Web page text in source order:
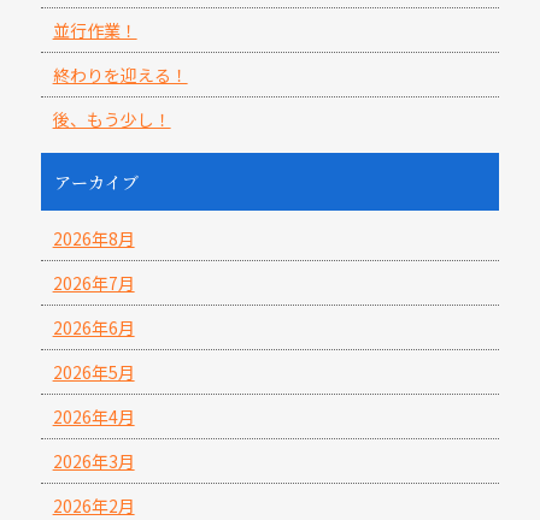
並行作業！
終わりを迎える！
後、もう少し！
アーカイブ
2026年8月
2026年7月
2026年6月
2026年5月
2026年4月
2026年3月
2026年2月